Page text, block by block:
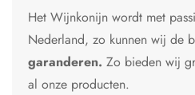
Het Wijnkonijn wordt met
Nederland, zo kunnen wij de
garanderen. Zo bieden wij
al onze producten.